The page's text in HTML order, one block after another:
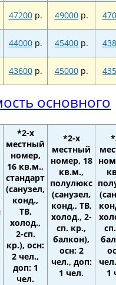
47200р. 49000р.
44000р. 45400р.
43600р. 45000р.
основного
*2-х
местный
номер,
16 кв.м.,
стандарт
(санузел,
конд.,
ТВ,
холод.,
2-сп.
кр.), осн:
2 чел.,
доп: 1
чел.
*2-х
местный
номер, 18
кв.м.,
полулюкс
(санузел,
конд., ТВ,
холод., 2-
сп. кр.,
балкон),
осн: 2
чел., доп:
1 чел.
1